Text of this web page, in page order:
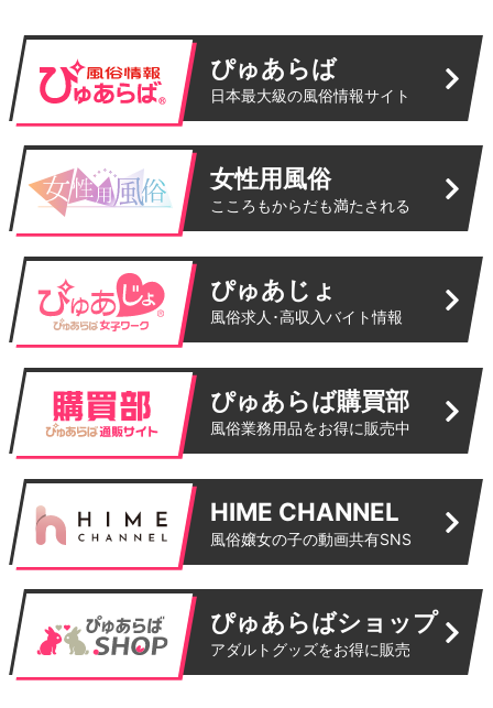
ぴゅあらば
日本最大級の風俗情報サイト
女性用風俗
こころもからだも満たされる
ぴゅあじょ
風俗求人･高収入バイト情報
ぴゅあらば購買部
風俗業務用品をお得に販売中
HIME CHANNEL
風俗嬢女の子の動画共有SNS
ぴゅあらばショップ
アダルトグッズをお得に販売